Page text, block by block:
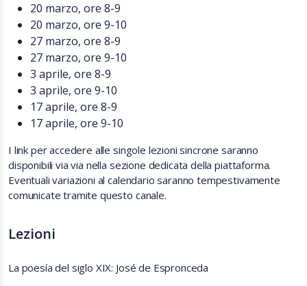
20 marzo, ore 8-9
20 marzo, ore 9-10
27 marzo, ore 8-9
27 marzo, ore 9-10
3 aprile, ore 8-9
3 aprile, ore 9-10
17 aprile, ore 8-9
17 aprile, ore 9-10
I link per accedere alle singole lezioni sincrone saranno
disponibili via via nella sezione dedicata della piattaforma.
Eventuali variazioni al calendario saranno tempestivamente
comunicate tramite questo canale.
Lezioni
La poesía del siglo XIX: José de Espronceda